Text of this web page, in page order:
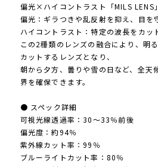
偏光×ハイコントラスト「MILS LENS」
偏光：ギラつきや乱反射を抑え、目を
ハイコントラスト：特定の波長をカッ
この2種類のレンズの融合により、明
カットするレンズとなり、
朝から夕方、曇りや雪の日など、全天
界を確保できます。
● スペック詳細
可視光線透過率：30～33％前後
偏光度：約94％
紫外線カット率：99％
ブルーライトカット率：80％